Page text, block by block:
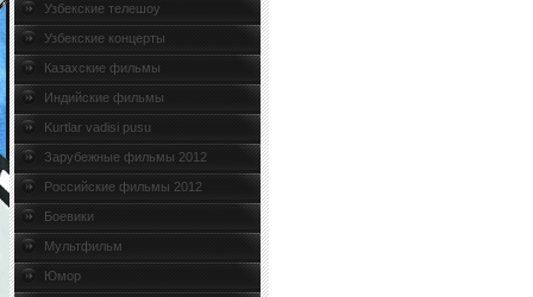
Узбекские телешоу
Узбекские концерты
Казахские фильмы
Индийские фильмы
Kurtlar vadisi pusu
Зарубежные фильмы 2012
Российские фильмы 2012
Боевики
Мультфильм
Юмор